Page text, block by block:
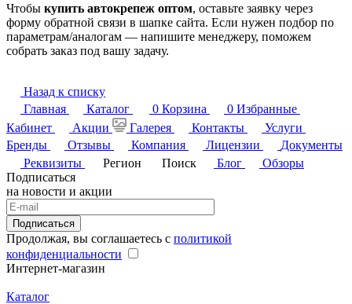
Чтобы купить автокрепеж оптом, оставьте заявку через
форму обратной связи в шапке сайта. Если нужен подбор по
параметрам/аналогам — напишите менеджеру, поможем
собрать заказ под вашу задачу.
Назад к списку
Главная
Каталог 0 Корзина 0 Избранные
Кабинет
Акции Галерея Контакты
Услуги
Бренды
Отзывы Компания Лицензии
Документы
Реквизиты
Регион Поиск Блог
Обзоры
Подписаться
на новости и акции
Подписаться
Продолжая, вы соглашаетесь с политикой
конфиденциальности
Интернет-магазин
Каталог